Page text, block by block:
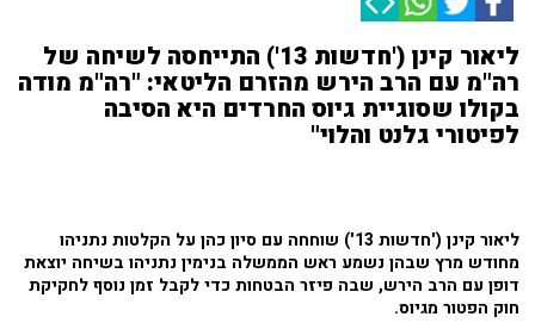
ליאור קינן ('חדשות 13') התייחסה לשיחה של
רה"מ עם הרב הירש מהזרם הליטאי: "רה"מ מודה
בקולו שסוגיית גיוס החרדים היא הסיבה
לפיטורי גלנט והלוי"
ליאור קינן ('חדשות 13') שוחחה עם סיון כהן על הקלטות נתניהו
מחודש מרץ שבהן נשמע ראש הממשלה בנימין נתניהו בשיחה יוצאת
דופן עם הרב הירש, שבה פיזר הבטחות כדי לקבל זמן נוסף לחקיקת
חוק הפטור מגיוס.